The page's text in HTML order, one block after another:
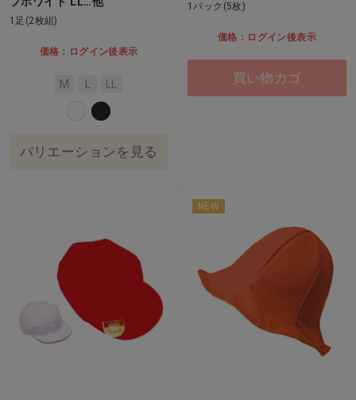
1足(2枚組)
価格：ログイン後表示
M L LL
バリエーションを見る
1パック(5枚)
価格：ログイン後表示
買い物カゴ
NEW